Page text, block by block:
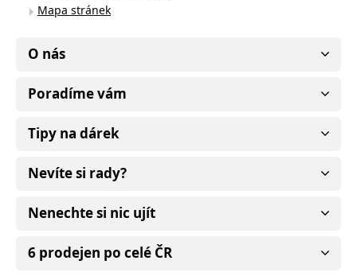
Mapa stránek
O nás
Poradíme vám
Tipy na dárek
Nevíte si rady?
Nenechte si nic ujít
6 prodejen po celé ČR